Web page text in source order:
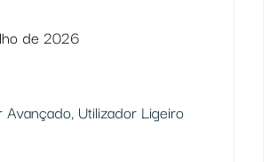
de 2026
Avançado, Utilizador Ligeiro